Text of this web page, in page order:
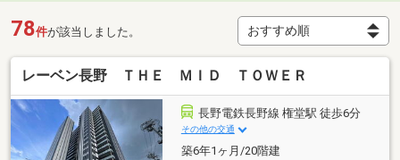
78件が該当しました。
レーベン長野 ＴＨＥ ＭＩＤ ＴＯＷＥＲ
長野電鉄長野線 権堂駅 徒歩6分
その他の交通
築6年1ヶ月/20階建